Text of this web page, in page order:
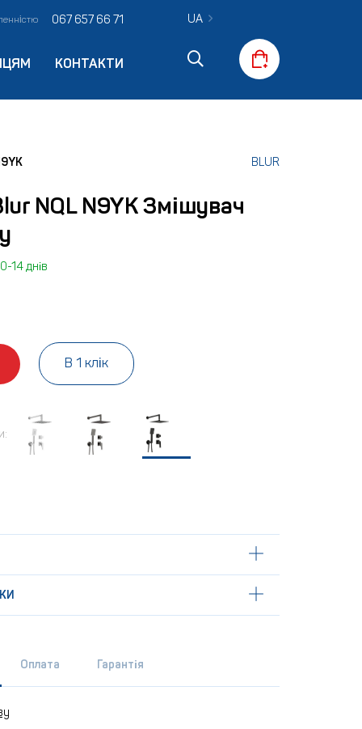
067 657 66 71
КОНТАКТИ
UA
BLUR
NQL N9YK Змішувач
14 днів
В 1 клік
Оплата Гарантія